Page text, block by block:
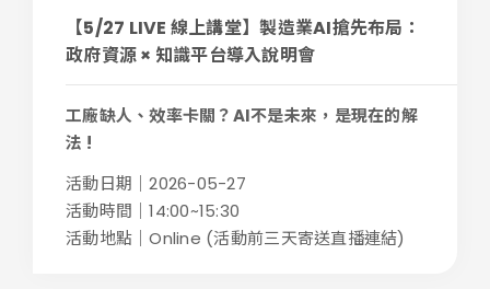
【5/27 LIVE 線上講堂】製造業AI搶先布局：
政府資源 × 知識平台導入說明會
工廠缺人、效率卡關？AI不是未來，是現在的解
法 !
...
活動日期｜2026-05-27
活動時間｜14:00~15:30
活動地點｜Online (活動前三天寄送直播連結)